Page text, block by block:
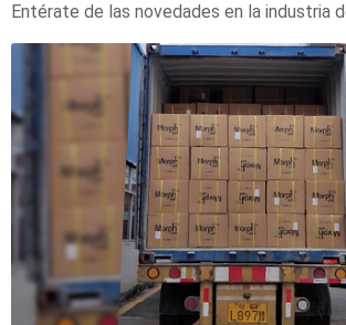
Entérate de las novedades en la industria